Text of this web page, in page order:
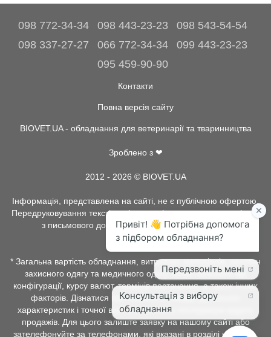
098 772-34-34 098 443-23-23
098 543-54-54
098 337-27-27
066 772-34-34
099 443-23-23
095 459-90-90
Контакти
Повна версія сайту
BIOVET.UA - обладнання для ветеринарії та тваринництва
Зроблено з ❤
2012 - 2026 © BIOVET.UA
Інформація, представлена на сайті, не є публічною офертою.
Передруковування текстів та інше копіювання, можливо тільки
з письмового дозволу адміністрації BIOVET.UA.
* Загальна вартість обладнання, витратних матеріалів, рентген
захисного одягу та медичного одягу, може залежати від
конфігурації, курсу валют, термінів постачання, а також інших
факторів. Дізнатися про наявність товару, детальних
характеристик і точної вартості можна у менеджерів відділу
продажів. Для цього залиште заявку на нашому сайті або
зателефонуйте за телефонами, які вказані в розділі контакти.